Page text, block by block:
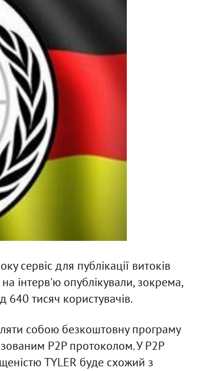
сервіс для публікації витоків
інтерв'ю опублікували, зокрема,
640 тисяч користувачів.
собою безкоштовну програму
P2P протоколом. У P2P
TYLER буде схожий з